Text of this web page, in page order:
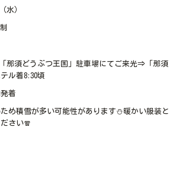
水）
那須どうぶつ王国」駐車場にてご来光⇒「那須
ル着8:30頃
着
め積雪が多い可能性があります⛄暖かい服装と
さい🧣